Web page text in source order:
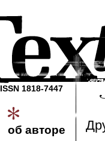
ISSN 1818-7447
об авторе